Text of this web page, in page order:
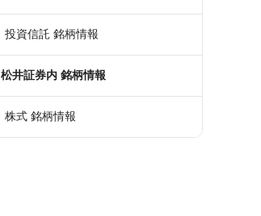
投資信託 銘柄情報
松井証券内 銘柄情報
株式 銘柄情報